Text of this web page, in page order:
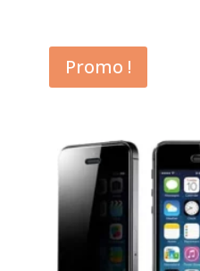
était :
24,90 €.
est :
19,90 €.
Promo !